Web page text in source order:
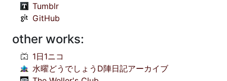
Tumblr
GitHub
other works:
1日1ニコ
水曜どうでしょうD陣日記アーカイブ